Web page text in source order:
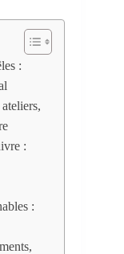
:
:
: